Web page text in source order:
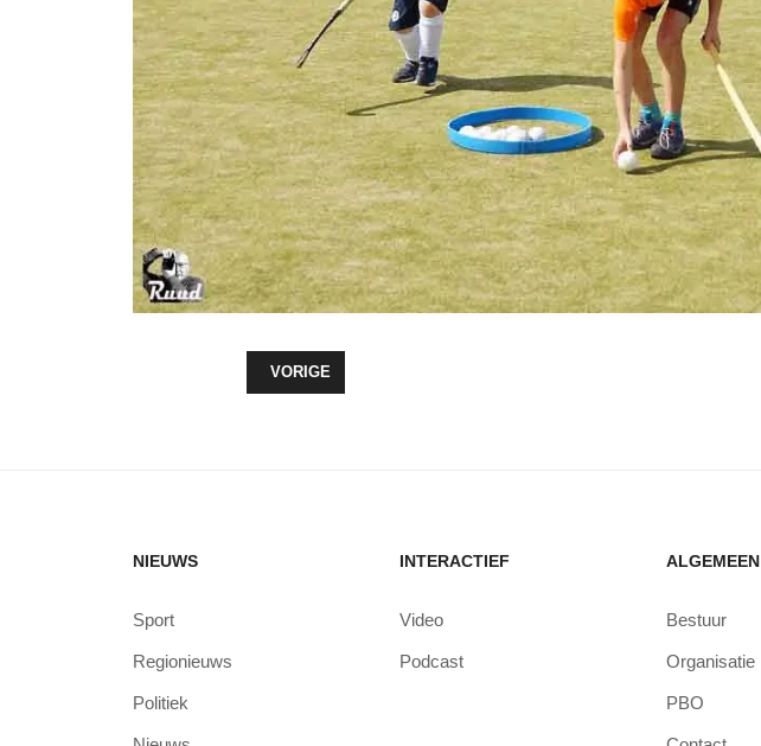
VORIG ARTIKEL: KORFBALBOMEN OP 4 SCHOOLPLEINEN
VORIGE
NIEUWS
Sport
Regionieuws
Politiek
INTERACTIEF
Video
Podcast
ALGEMEEN
Bestuur
Organisatie
PBO